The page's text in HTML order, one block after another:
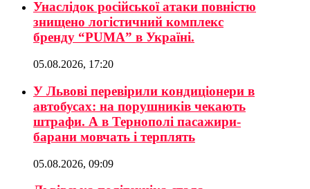
Унаслідок російської атаки повністю
знищено логістичний комплекс
бренду “PUMA” в Україні.
05.08.2026, 17:20
У Львові перевірили кондиціонери в
автобусах: на порушників чекають
штрафи. А в Тернополі пасажири-
барани мовчать і терплять
05.08.2026, 09:09